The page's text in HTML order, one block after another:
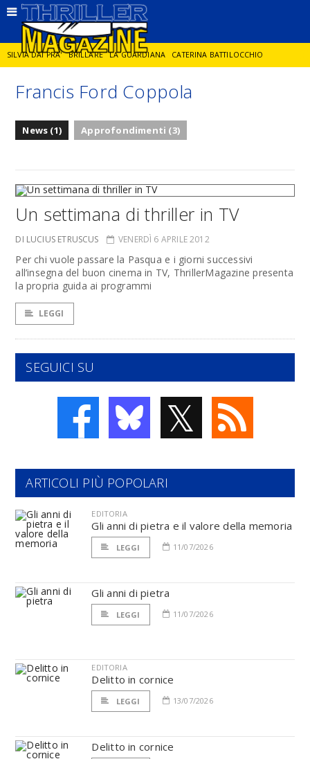
SILVIA DAI PRA' BRILLARE LA GUARDIANA CATERINA BATTILOCCHIO
JORGE DIAZ LA SPIA DELITTO IN CORNICE GIANCARLO DE CATALDO
Francis Ford Coppola
News (1) Approfondimenti (3)
Un settimana di thriller in TV
DI LUCIUS ETRUSCUS VENERDÌ 6 APRILE 2012
Per chi vuole passare la Pasqua e i giorni successivi
all’insegna del buon cinema in TV, ThrillerMagazine presenta
la propria guida ai programmi
LEGGI
SEGUICI SU
𝕏
ARTICOLI PIÙ POPOLARI
EDITORIA
Gli anni di pietra e il valore della memoria
LEGGI 11/07/2026
Gli anni di pietra
LEGGI 11/07/2026
EDITORIA
Delitto in cornice
LEGGI 13/07/2026
Delitto in cornice